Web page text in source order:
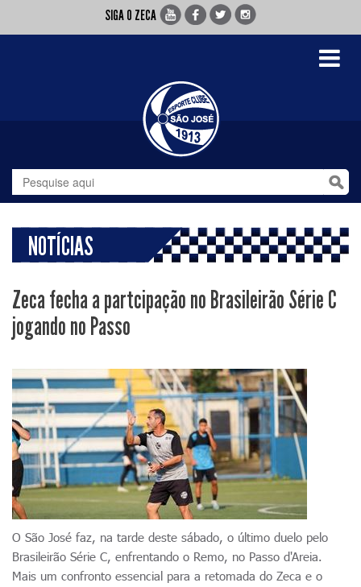
SIGA O ZECA
Toggle
NOTÍCIAS
Zeca fecha a partcipação no Brasileirão Série C
jogando no Passo
O São José faz, na tarde deste sábado, o último duelo pelo
Brasileirão Série C, enfrentando o Remo, no Passo d'Areia.
Mais um confronto essencial para a retomada do Zeca e o